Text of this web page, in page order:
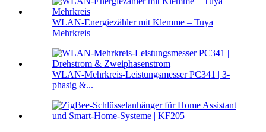
WLAN-Energiezähler mit Klemme – Tuya
Mehrkreis
WLAN-Mehrkreis-Leistungsmesser PC341 | 3-
phasig &...